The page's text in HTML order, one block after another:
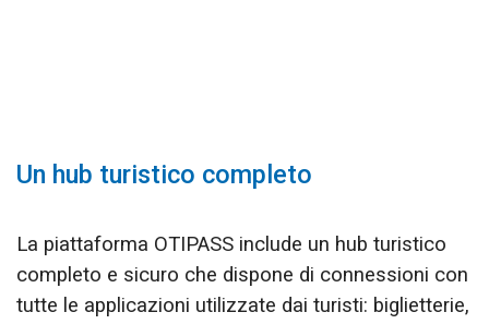
Un hub turistico completo
La piattaforma OTIPASS include un hub turistico
completo e sicuro che dispone di connessioni con
tutte le applicazioni utilizzate dai turisti: biglietterie,